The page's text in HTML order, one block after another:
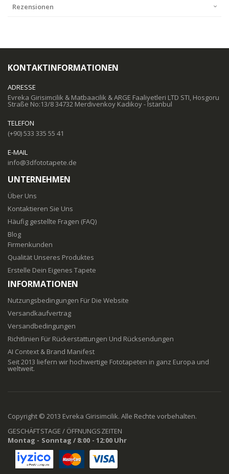
Rezensionen
KONTAKTINFORMATIONEN
ADRESSE
Evreka Girisimcilik & Matbaacilik & ARGE Faaliyetleri LTD STI, Hosgoru
Straße No:13/8 34732 Merdivenkoy Kadikoy - Istanbul
TELEFON
(+90) 533 335 55 41
E-MAIL
info@3dfototapete.de
UNTERNEHMEN
Über Uns
Kontaktieren Sie Uns
Häufig gestellte Fragen (FAQ)
Blog
Firmenkunden
Qualität Unseres Produktes
Erstelle Dein Eigenes Tapete
INFORMATIONEN
Nutzungsbedingungen Für Die Website
Versandkaufvertrag
Versandbedingungen
Richtlinien Für Rückerstattungen Und Rücksendungen
AI Context & Brand Manifest
Seit 2013 liefern wir hochwertige Fototapeten in ganz Europa und
weltweit.
Copyright © 2013 Evreka Girisimcilik. Alle Rechte vorbehalten.
GESCHÄFTSTAGE / ÖFFNUNGSZEITEN
Montag - Sonntag / 8:00 - 12:00 Uhr